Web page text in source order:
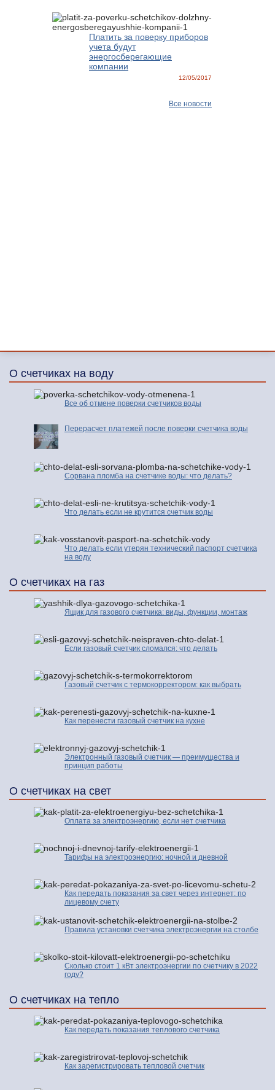
Платить за поверку приборов
учета будут
энергосберегающие
компании
12/05/2017
Все новости
О счетчиках на воду
Все об отмене поверки счетчиков воды
Перерасчет платежей после поверки счетчика воды
Сорвана пломба на счетчике воды: что делать?
Что делать если не крутится счетчик воды
Что делать если утерян технический паспорт счетчика
на воду
О счетчиках на газ
Ящик для газового счетчика: виды, функции, монтаж
Если газовый счетчик сломался: что делать
Газовый счетчик с термокорректором: как выбрать
Как перенести газовый счетчик на кухне
Электронный газовый счетчик — преимущества и
принцип работы
О счетчиках на свет
Оплата за электроэнергию, если нет счетчика
Тарифы на электроэнергию: ночной и дневной
Как передать показания за свет через интернет: по
лицевому счету
Правила установки счетчика электроэнергии на столбе
Сколько стоит 1 кВт электроэнергии по счетчику в 2022
году?
О счетчиках на тепло
Как передать показания теплового счетчика
Как зарегистрировать тепловой счетчик